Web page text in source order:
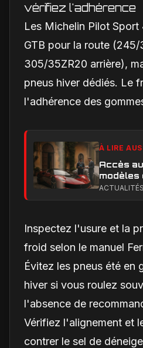
vérifiez l'adhérence
Les Michelin Pilot
GTB pour la route
305/35ZR20 arrière),
pneus hiver dédiés. Le
l'adhérence des
À LIRE
Accès
Ferrari :
ACTUALITÉS
Inspectez l'usure et la
froid selon le manuel
Évitez les pneus été en
hiver si vous roulez
l'absence de
Vérifiez l'alignement et
contrer le sel de